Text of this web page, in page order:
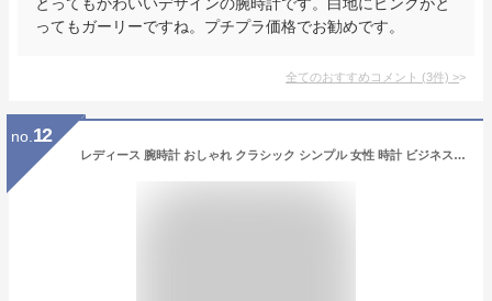
ってもガーリーですね。プチプラ価格でお勧めです。
全てのおすすめコメント (3件) >
no. 12
レディース 腕時計 おしゃれ クラシック シンプル 女性 時計 ビジネス 日本製クオーツ バングル ブレスレット watch for women